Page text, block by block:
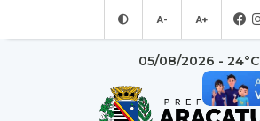
A- A+
05/08/2026 - 24°C